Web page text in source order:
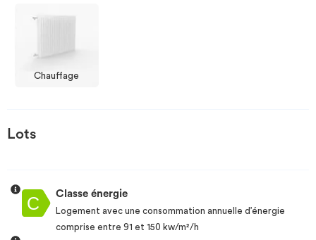
Chauffage
Lots
Classe énergie
Logement avec une consommation annuelle d’énergie
comprise entre 91 et 150 kw/m²/h